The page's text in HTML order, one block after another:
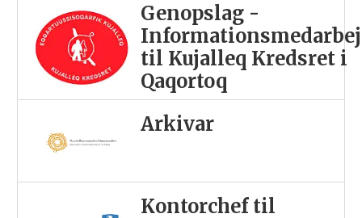
Genopslag -
til Kujalleq Kredsret i
Qaqortoq
Arkivar
Kontorchef til